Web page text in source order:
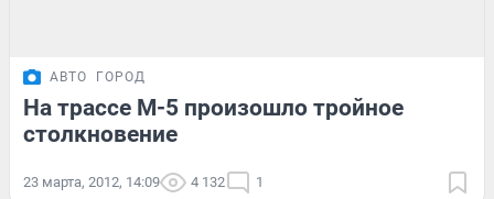
АВТО ГОРОД
На трассе М-5 произошло тройное
столкновение
23 марта, 2012, 14:09 4 132 1